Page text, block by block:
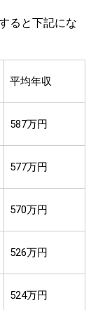
ると下記にな
平均年収
587万円
577万円
570万円
526万円
524万円